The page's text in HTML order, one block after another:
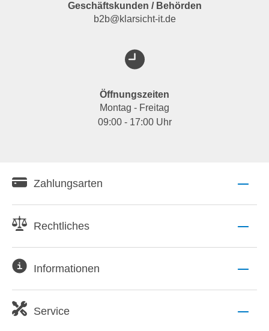
Geschäftskunden / Behörden
b2b@klarsicht-it.de
Öffnungszeiten
Montag - Freitag
09:00 - 17:00 Uhr
Zahlungsarten
Rechtliches
Informationen
Service